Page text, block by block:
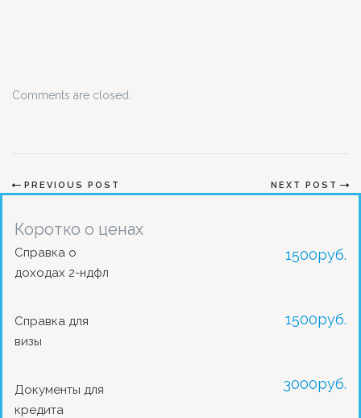
Comments are closed.
PREVIOUS POST NEXT POST
Коротко о ценах
Справка о
доходах 2-ндфл
Справка для
визы
Документы для
кредита
1500руб.
1500руб.
3000руб.